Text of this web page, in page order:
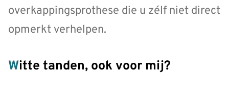
overkappingsprothese die u zélf niet direct
opmerkt verhelpen.
Witte tanden, ook voor mij?